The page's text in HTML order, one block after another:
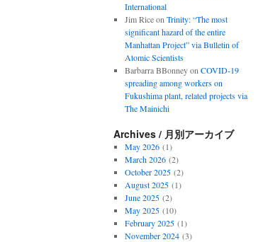
International
Jim Riceon Trinity: “The most
significant hazard of the entire
Manhattan Project” via Bulletin of
Atomic Scientists
Barbarra BBonneyon COVID-19
spreading among workers on
Fukushima plant, related projects via
The Mainichi
Archives / 月別アーカイブ
May 2026(1)
March 2026(2)
October 2025(2)
August 2025(1)
June 2025(2)
May 2025(10)
February 2025(1)
November 2024(3)